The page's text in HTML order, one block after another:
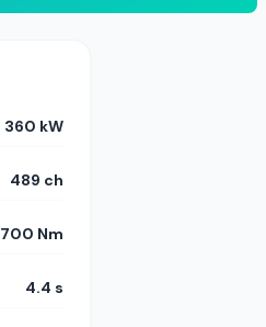
360 kW
489 ch
700 Nm
4.4 s